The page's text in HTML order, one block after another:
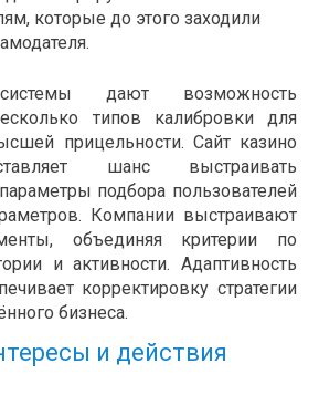
которые до этого заходили
дают возможность
типов калибровки для
прицельности. Сайт казино
шанс выстраивать
подбора пользователей
Компании выстраивают
объединяя критерии по
и активности. Адаптивность
корректировку стратегии
бизнеса.
и действия